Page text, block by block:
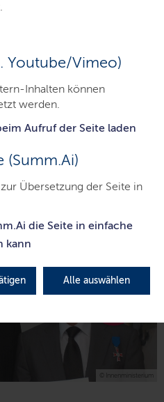
Youtube/Vimeo)
Inhalten können
werden.
Aufruf der Seite laden
(Summ.Ai)
Übersetzung der Seite in
die Seite in einfache
kann
Alle auswählen
des
und Schleswig-
dem Verdienstorden des
© Innenministerium